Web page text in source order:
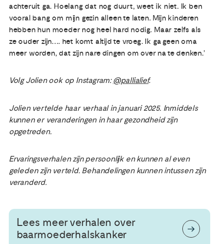
achteruit ga. Hoelang dat nog duurt, weet ik niet. Ik ben
vooral bang om mijn gezin alleen te laten. Mijn kinderen
hebben hun moeder nog heel hard nodig. Maar zelfs als
ze ouder zijn…. het komt altijd te vroeg. Ik ga geen oma
meer worden, dat zijn nare dingen om over na te denken.’
Volg Jolien ook op Instagram:@pallialief.
Jolien vertelde haar verhaal in januari 2025. Inmiddels
kunnen er veranderingen in haar gezondheid zijn
opgetreden.
Ervaringsverhalen zijn persoonlijk en kunnen al even
geleden zijn verteld. Behandelingen kunnen intussen zijn
veranderd.
Lees meer verhalen over
baarmoederhalskanker